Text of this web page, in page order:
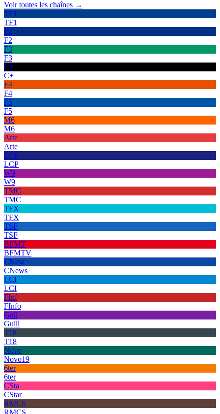
Voir toutes les chaînes →
TF1
TF1
F2
F2
F3
F3
C+
C+
F4
F4
F5
F5
M6
M6
Arte
Arte
LCP
LCP
W9
W9
TMC
TMC
TFX
TFX
TSF
TSF
BFMT
BFMTV
CNew
CNews
LCI
LCI
FInf
FInfo
Gull
Gulli
T18
T18
Novo
Novo19
6ter
6ter
CSta
CStar
RMCS